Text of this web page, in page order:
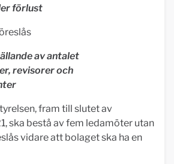
förlust
av antalet
revisorer och
fram till slutet av
ska bestå av fem ledamöter utan
vidare att bolaget ska ha en